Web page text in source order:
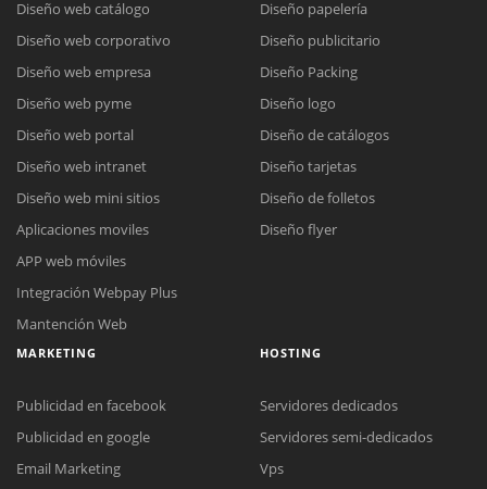
Diseño web catálogo
Diseño web corporativo
Diseño web empresa
Diseño web pyme
Diseño web portal
Diseño web intranet
Diseño web mini sitios
Aplicaciones moviles
APP web móviles
Integración Webpay Plus
Mantención Web
Diseño papelería
Diseño publicitario
Diseño Packing
Diseño logo
Diseño de catálogos
Diseño tarjetas
Diseño de folletos
Diseño flyer
MARKETING
Publicidad en facebook
Publicidad en google
Email Marketing
HOSTING
Servidores dedicados
Servidores semi-dedicados
Vps